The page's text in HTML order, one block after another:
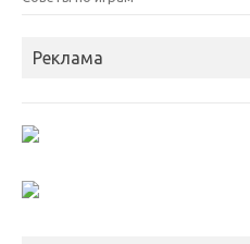
Реклама